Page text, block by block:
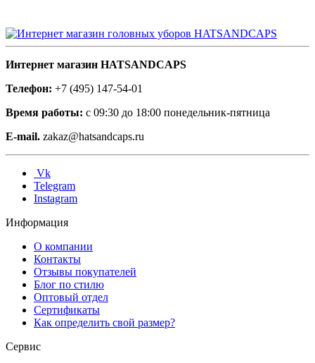
Интернет магазин HATSANDCAPS
Телефон: +7 (495) 147-54-01
Время работы: с 09:30 до 18:00 понедельник-пятница
E-mail. zakaz@hatsandcaps.ru
Vk
Telegram
Instagram
Информация
О компании
Контакты
Отзывы покупателей
Блог по стилю
Оптовый отдел
Сертификаты
Как определить свой размер?
Сервис